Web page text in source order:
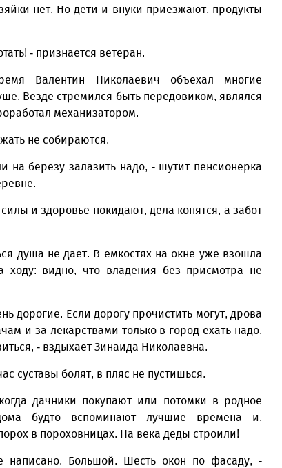
нет. Но дети и внуки приезжают, продукты
- признается ветеран.
Валентин Николаевич объехал многие
Везде стремился быть передовиком, являлся
механизатором.
не собираются.
на березу залазить надо, - шутит пенсионерка
и здоровье покидают, дела копятся, а забот
душа не дает. В емкостях на окне уже взошла
ходу: видно, что владения без присмотра не
дорогие. Если дорогу прочистить могут, дрова
и за лекарствами только в город ехать надо.
- вздыхает Зинаида Николаевна.
суставы болят, в пляс не пустишься.
дачники покупают или потомки в родное
будто вспоминают лучшие времена и,
в пороховницах. На века деды строили!
написано. Большой. Шесть окон по фасаду, -